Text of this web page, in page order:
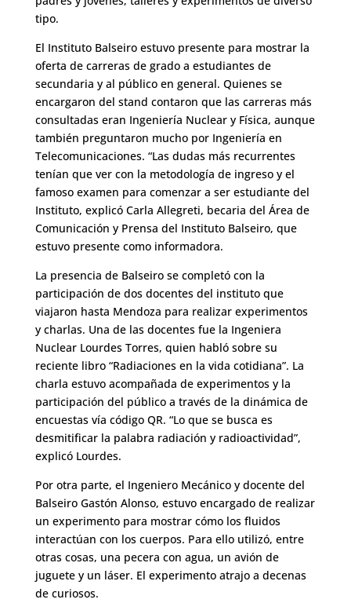
tipo.
El Instituto Balseiro estuvo presente para mostrar la
oferta de carreras de grado a estudiantes de
secundaria y al público en general. Quienes se
encargaron del stand contaron que las carreras más
consultadas eran Ingeniería Nuclear y Física, aunque
también preguntaron mucho por Ingeniería en
Telecomunicaciones. “Las dudas más recurrentes
tenían que ver con la metodología de ingreso y el
famoso examen para comenzar a ser estudiante del
Instituto, explicó Carla Allegreti, becaria del Área de
Comunicación y Prensa del Instituto Balseiro, que
estuvo presente como informadora.
La presencia de Balseiro se completó con la
participación de dos docentes del instituto que
viajaron hasta Mendoza para realizar experimentos
y charlas. Una de las docentes fue la Ingeniera
Nuclear Lourdes Torres, quien habló sobre su
reciente libro “Radiaciones en la vida cotidiana”. La
charla estuvo acompañada de experimentos y la
participación del público a través de la dinámica de
encuestas vía código QR. “Lo que se busca es
desmitificar la palabra radiación y radioactividad”,
explicó Lourdes.
Por otra parte, el Ingeniero Mecánico y docente del
Balseiro Gastón Alonso, estuvo encargado de realizar
un experimento para mostrar cómo los fluidos
interactúan con los cuerpos. Para ello utilizó, entre
otras cosas, una pecera con agua, un avión de
juguete y un láser. El experimento atrajo a decenas
de curiosos.